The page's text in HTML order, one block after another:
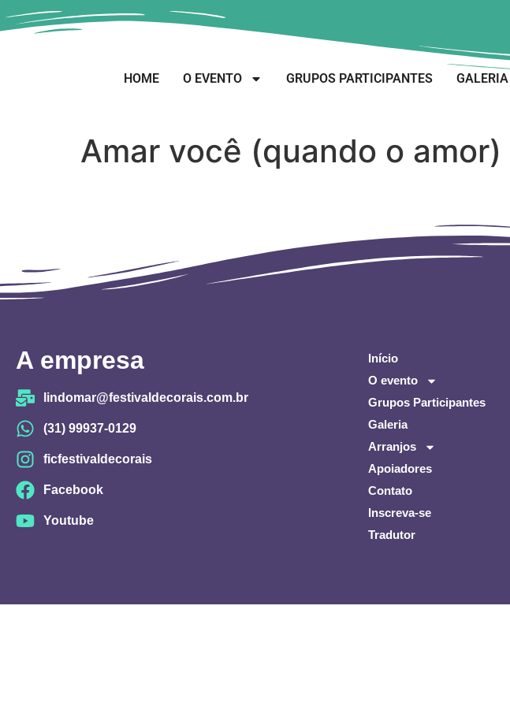
HOME O EVENTO GRUPOS PARTICIPANTES GALERIA
Amar você (quando o amor)
A empresa
lindomar@festivaldecorais.com.br
(31) 99937-0129
ficfestivaldecorais
Facebook
Youtube
Início
O evento
Grupos Participantes
Galeria
Arranjos
Apoiadores
Contato
Inscreva-se
Tradutor